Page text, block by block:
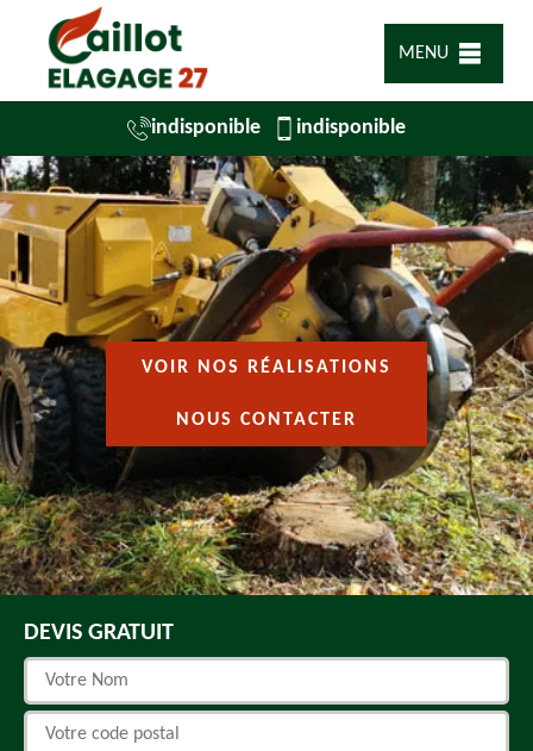
MENU
indisponible indisponible
VOIR NOS RÉALISATIONS
NOUS CONTACTER
DEVIS GRATUIT